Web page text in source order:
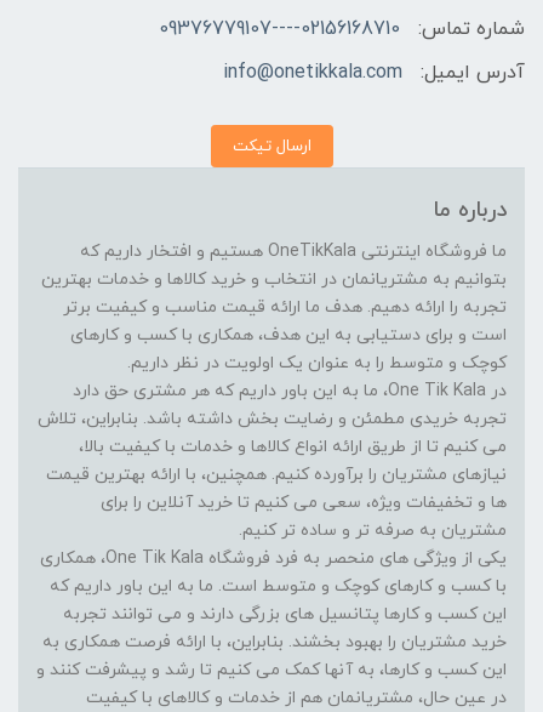
شماره تماس:
02156168710----09376779107
آدرس ایمیل:
info@onetikkala.com
ارسال تیکت
درباره ما
ما فروشگاه اینترنتی OneTikKala هستیم و افتخار داریم که
بتوانیم به مشتریانمان در انتخاب و خرید کالاها و خدمات بهترین
تجربه را ارائه دهیم. هدف ما ارائه قیمت مناسب و کیفیت برتر
است و برای دستیابی به این هدف، همکاری با کسب و کارهای
کوچک و متوسط را به عنوان یک اولویت در نظر داریم.
در One Tik Kala، ما به این باور داریم که هر مشتری حق دارد
تجربه خریدی مطمئن و رضایت بخش داشته باشد. بنابراین، تلاش
می کنیم تا از طریق ارائه انواع کالاها و خدمات با کیفیت بالا،
نیازهای مشتریان را برآورده کنیم. همچنین، با ارائه بهترین قیمت
ها و تخفیفات ویژه، سعی می کنیم تا خرید آنلاین را برای
مشتریان به صرفه تر و ساده تر کنیم.
یکی از ویژگی های منحصر به فرد فروشگاه One Tik Kala، همکاری
با کسب و کارهای کوچک و متوسط است. ما به این باور داریم که
این کسب و کارها پتانسیل های بزرگی دارند و می توانند تجربه
خرید مشتریان را بهبود بخشند. بنابراین، با ارائه فرصت همکاری به
این کسب و کارها، به آنها کمک می کنیم تا رشد و پیشرفت کنند و
در عین حال، مشتریانمان هم از خدمات و کالاهای با کیفیت